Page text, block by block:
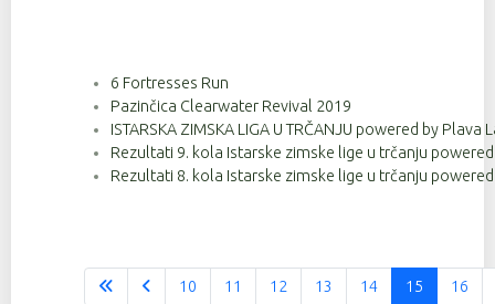
6 Fortresses Run
Pazinčica Clearwater Revival 2019
ISTARSKA ZIMSKA LIGA U TRČANJU powered by
Rezultati 9. kola Istarske zimske lige u trčanju
Rezultati 8. kola Istarske zimske lige u trčanju
10 11 12 13 14 15 16